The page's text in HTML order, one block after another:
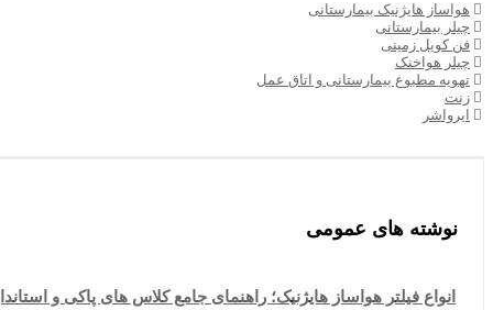
هواساز هایژنیک بیمارستانی
چیلر بیمارستانی
فن کویل زمینی
چیلر هواخنک
تهویه مطبوع بیمارستانی و اتاق عمل
زنت
ایرواشر
نوشته های عمومی
انواع فیلتر هواساز هایژنیک؛ راهنمای جامع کلاس های پاکی و